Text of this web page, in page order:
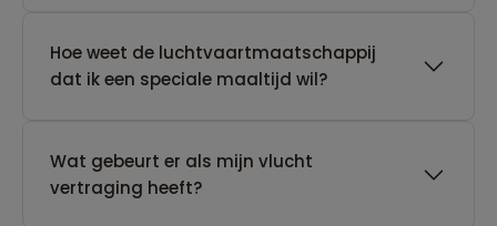
Hoe weet de luchtvaartmaatschappij
dat ik een speciale maaltijd wil?
Wat gebeurt er als mijn vlucht
vertraging heeft?